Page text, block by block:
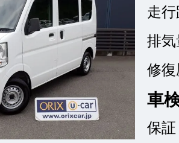
走
排気
修復
車
保証